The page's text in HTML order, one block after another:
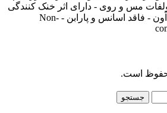
مس و روی - دارای اثر خنک کنندگی
با داشتن میزان بالای آب اَون - فاقد اسانس و پارابن - Non-
است.
جستجو